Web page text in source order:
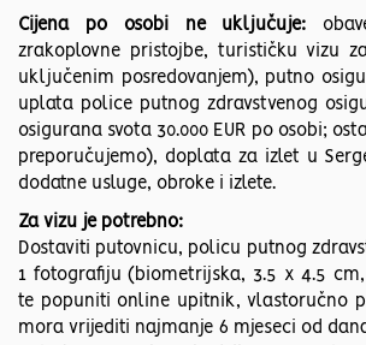
Cijena po osobi ne uključuje:
zrakoplovne pristojbe, turističku vizu
uključenim posredovanjem), putno
uplata police putnog zdravstvenog
osigurana svota 30.000 EUR po osobi;
preporučujemo), doplata za izlet u
dodatne usluge, obroke i izlete.
Za vizu je potrebno:
Dostaviti putovnicu, policu putnog
1 fotografiju (biometrijska, 3.5 x 4.5
te popuniti online upitnik, vlastoručno
mora vrijediti najmanje 6 mjeseci od